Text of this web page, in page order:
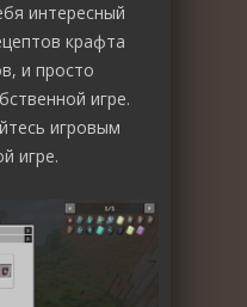
интересный
крафта
и просто
игре.
игровым
игре.